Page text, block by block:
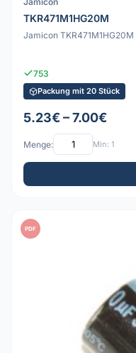
TKR471M1HG20M
753
Packung mit 20 Stück
5.23€ – 7.00€
Menge: Min: 1
PDF